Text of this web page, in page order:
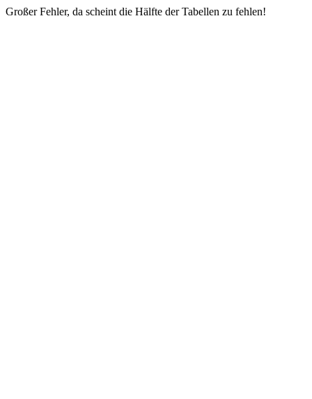
Großer Fehler, da scheint die Hälfte der Tabellen zu fehlen!